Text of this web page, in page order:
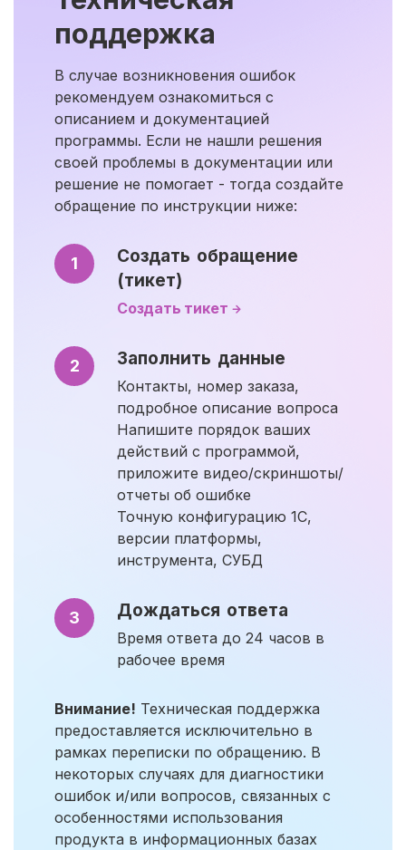
поддержка
В случае возникновения ошибок
рекомендуем ознакомиться с
описанием и документацией
программы. Если не нашли решения
своей проблемы в документации или
решение не помогает - тогда создайте
обращение по инструкции ниже:
1
Создать обращение
(тикет)
Создать тикет
2 Заполнить данные
Контакты, номер заказа,
подробное описание вопроса
Напишите порядок ваших
действий с программой,
приложите видео/скриншоты/
отчеты об ошибке
Точную конфигурацию 1С,
версии платформы,
инструмента, СУБД
3 Дождаться ответа
Время ответа до 24 часов в
рабочее время
Внимание! Техническая поддержка
предоставляется исключительно в
рамках переписки по обращению. В
некоторых случаях для диагностики
ошибок и/или вопросов, связанных с
особенностями использования
продукта в информационных базах